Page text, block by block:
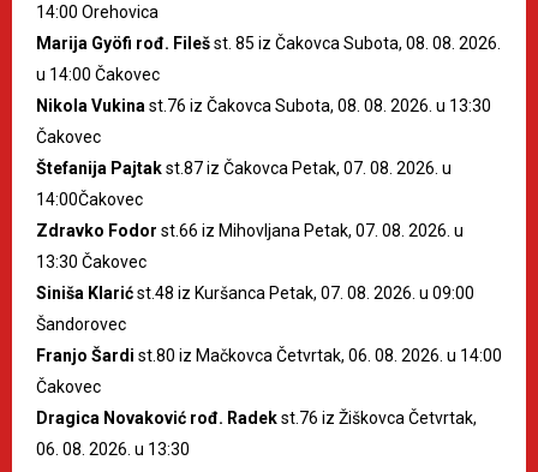
14:00 Orehovica
Marija Gyöfi rođ. Filešst. 85 iz Čakovca Subota, 08. 08. 2026.
u 14:00 Čakovec
Nikola Vukina st.76 iz Čakovca Subota, 08. 08. 2026. u 13:30
Čakovec
Štefanija Pajtakst.87 iz Čakovca Petak, 07. 08. 2026. u
14:00Čakovec
Zdravko Fodor st.66 iz Mihovljana Petak, 07. 08. 2026. u
13:30 Čakovec
Siniša Klarićst.48 iz Kuršanca Petak, 07. 08. 2026. u 09:00
Šandorovec
Franjo Šardi st.80 iz Mačkovca Četvrtak, 06. 08. 2026. u 14:00
Čakovec
Dragica Novaković rođ. Radekst.76 iz Žiškovca Četvrtak,
06. 08. 2026. u 13:30